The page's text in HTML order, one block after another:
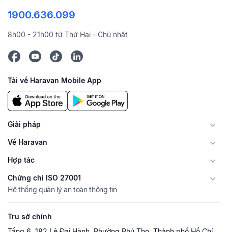
1900.636.099
8h00 - 21h00 từ Thứ Hai - Chủ nhật
Tải về Haravan Mobile App
Giải pháp
Về Haravan
Hợp tác
Chứng chỉ ISO 27001
Hệ thống quản lý an toàn thông tin
Trụ sở chính